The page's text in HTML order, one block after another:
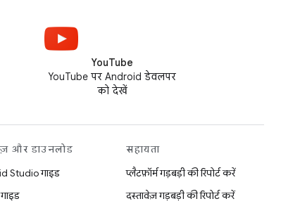
YouTube
YouTube पर Android डेवलपर
को देखें
और डाउनलोड
Studio गाइड
सहायता
प्लैटफ़ॉर्म गड़बड़ी की रिपोर्ट करें
दस्तावेज़ गड़बड़ी की रिपोर्ट करें